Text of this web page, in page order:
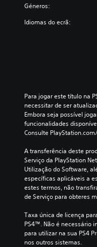
Géneros:
Idiomas do ecrã:
Para jogar este título na
necessitar de ser
Embora seja possível
funcionalidades
Consulte
A transferência deste
Serviço da PlayStation
Utilização do Software,
específicas aplicáveis a
estes termos, não
de Serviço para obteres
Taxa única de licença
PS4™. Não é necessário
para utilizar na sua PS4
nos outros sistemas.